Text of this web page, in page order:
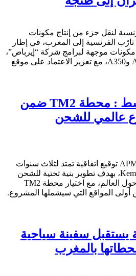
لنقل جزء من إنتاج مكونات
الفرنسية إلى المغرب، في إطار
موجهة لبرامج شركة “إيرباص”،
خاصة طائرات A320 وA330 وA350، مع تعزيز الاعتماد على موقع
ميناء طنجة المتوسط : محطة TM2 ضمن
عالمي للشحن
أعلنت مجموعة APM Terminals توقيع اتفاقية تمتد لثلاث سنوات
مع الشركة الفنلندية Kempower، بهدف تطوير بنية تحتية للشحن
السريع بالموانئ التابعة لها حول العالم، مع اختيار محطة TM2
المواقع التي سيشملها المشروع.
يستقبل سفينة سياحية
بالمغرب